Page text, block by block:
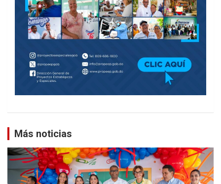
Más noticias